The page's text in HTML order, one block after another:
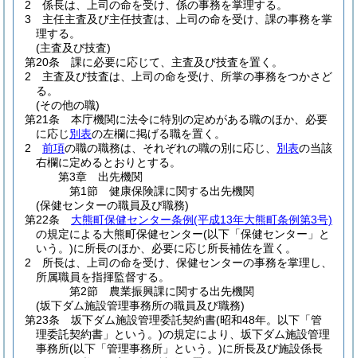
2
係長は、上司の命を受け、係の事務を掌理する。
3
主任主査及び主任技査は、上司の命を受け、課の事務を掌
理する。
(主査及び技査)
第20条
課に必要に応じて、主査及び技査を置く。
2
主査及び技査は、上司の命を受け、所掌の事務をつかさど
る。
(その他の職)
第21条
本庁機関に法令に特別の定めがある職のほか、必要
に応じ別表の左欄に掲げる職を置く。
2
前項の職の職務は、それぞれの職の別に応じ、 別表の当該
右欄に定めるとおりとする。
第3章
出先機関
第1節
健康保険課に関する出先機関
(保健センターの職員及び職務)
第22条
大熊町保健センター条例(平成13年大熊町条例第3号)
の規定による大熊町保健センター(以下「保健センター」と
いう。)に所長のほか、必要に応じ所長補佐を置く。
2
所長は、上司の命を受け、保健センターの事務を掌理し、
所属職員を指揮監督する。
第2節
農業振興課に関する出先機関
(坂下ダム施設管理事務所の職員及び職務)
第23条
坂下ダム施設管理委託契約書(昭和48年。以下「管
理委託契約書」という。)の規定により、坂下ダム施設管理
事務所(以下「管理事務所」という。)に所長及び施設係長